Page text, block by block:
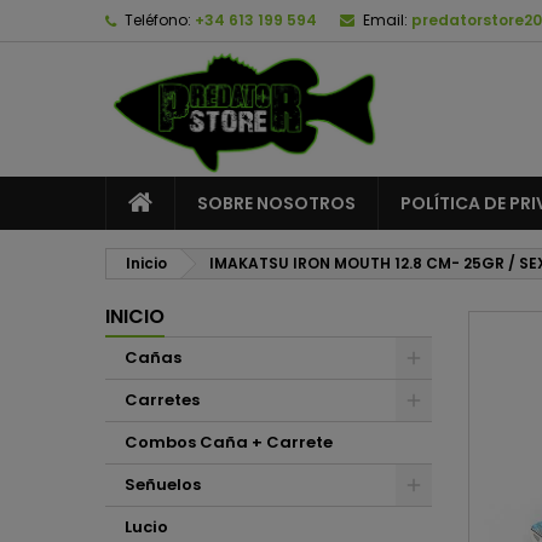
Teléfono: +34 613 199 594 Email:
SOBRE NOSOTROS POLÍTICA DE
Inicio IMAKATSU IRON MOUTH 12.8 CM- 25GR /
INICIO
Cañas
Carretes
Combos Caña + Carrete
Señuelos
Lucio